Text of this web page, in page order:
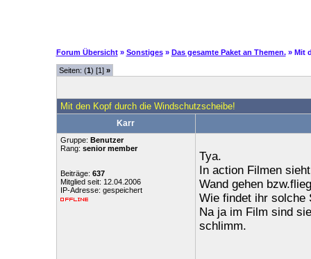
Forum Übersicht » Sonstiges » Das gesamte Paket an Themen. » Mit
Seiten: (1) [1] »
Mit den Kopf durch die Windschutzscheibe!
Karr
Gruppe: Benutzer
Rang: senior member
Beiträge: 637
Mitglied seit: 12.04.2006
IP-Adresse: gespeichert
Tya.
In action Filmen
Wand gehen
Wie findet ihr solche
Na ja im Film sind
schlimm.